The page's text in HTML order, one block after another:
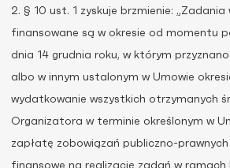
2. § 10 ust. 1 zyskuje brzmienie:
finansowane są w okresie od momentu
dnia 14 grudnia roku, w którym
albo w innym ustalonym w Umowie
wydatkowanie wszystkich otrzymanych
Organizatora w terminie określonym w
zapłatę zobowiązań publiczno-prawnych